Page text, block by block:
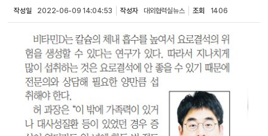
작성일 2022-06-09 14:04:53 작성자 대외협력실뉴스 조회 1406